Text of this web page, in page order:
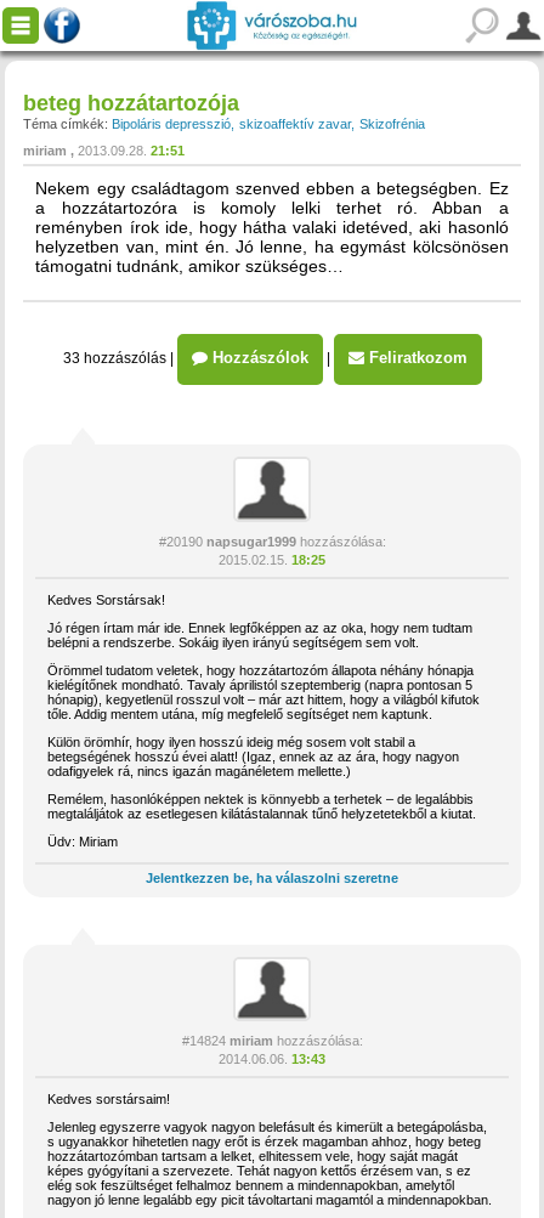
beteg hozzátartozója
Téma címkék: Bipoláris depresszió skizoaffektív zavar Skizofrénia
miriam
2013.09.28. 21:51
Nekem egy családtagom szenved ebben a betegségben. Ez
a hozzátartozóra is komoly lelki terhet ró. Abban a
reményben írok ide, hogy hátha valaki idetéved, aki hasonló
helyzetben van, mint én. Jó lenne, ha egymást kölcsönösen
támogatni tudnánk, amikor szükséges…
33 hozzászólás| Hozzászólok Feliratkozom
#20190 napsugar1999hozzászólása:
2015.02.15. 18:25
Kedves Sorstársak!
Jó régen írtam már ide. Ennek legfőképpen az az oka, hogy nem tudtam
belépni a rendszerbe. Sokáig ilyen irányú segítségem sem volt.
Örömmel tudatom veletek, hogy hozzátartozóm állapota néhány hónapja
kielégítőnek mondható. Tavaly áprilistól szeptemberig (napra pontosan 5
hónapig), kegyetlenül rosszul volt – már azt hittem, hogy a világból kifutok
tőle. Addig mentem utána, míg megfelelő segítséget nem kaptunk.
Külön örömhír, hogy ilyen hosszú ideig még sosem volt stabil a
betegségének hosszú évei alatt! (Igaz, ennek az az ára, hogy nagyon
odafigyelek rá, nincs igazán magánéletem mellette.)
Remélem, hasonlóképpen nektek is könnyebb a terhetek – de legalábbis
megtaláljátok az esetlegesen kilátástalannak tűnő helyzetetekből a kiutat.
Üdv: Miriam
Jelentkezzen be, ha válaszolni szeretne
#14824 miriam hozzászólása:
2014.06.06. 13:43
Kedves sorstársaim!
Jelenleg egyszerre vagyok nagyon belefásult és kimerült a betegápolásba,
s ugyanakkor hihetetlen nagy erőt is érzek magamban ahhoz, hogy beteg
hozzátartozómban tartsam a lelket, elhitessem vele, hogy saját magát
képes gyógyítani a szervezete. Tehát nagyon kettős érzésem van, s ez
elég sok feszültséget felhalmoz bennem a mindennapokban, amelytől
nagyon jó lenne legalább egy picit távoltartani magamtól a mindennapokban.